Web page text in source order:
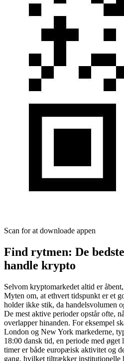
Scan for at downloade appen
Find rytmen: De
handle krypto
Selvom kryptomarkedet altid er
Myten om, at ethvert tidspunkt er et
holder ikke stik, da handelsvolumen
De mest aktive perioder opstår ofte,
overlapper hinanden. For eksempel
London og New York markederne,
18:00 dansk tid, en periode med
timer er både europæisk aktivitet og
gang, hvilket tiltrækker institutionelle